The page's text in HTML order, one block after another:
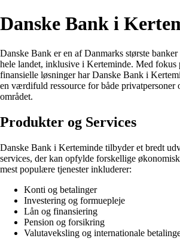
Danske Bank i
Danske Bank er en af Danmarks største
hele landet, inklusive i Kerteminde. Med fokus
finansielle løsninger har Danske Bank i
en værdifuld ressource for både privatpersoner
området.
Produkter og Services
Danske Bank i Kerteminde tilbyder et bredt
services, der kan opfylde forskellige
mest populære tjenester inkluderer:
Konti og betalinger
Investering og formuepleje
Lån og finansiering
Pension og forsikring
Valutaveksling og internationale